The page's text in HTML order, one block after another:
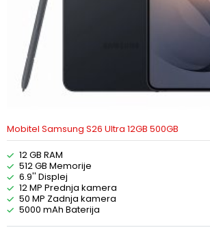
Mobitel Samsung S26 Ultra 12GB 500GB
12 GB RAM
512 GB Memorije
6.9'' Displej
12 MP Prednja kamera
50 MP Zadnja kamera
5000 mAh Baterija